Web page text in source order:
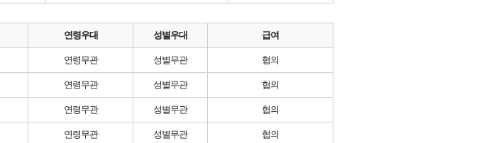
연령우대 성별우대 급여
연령무관 성별무관 협의
연령무관 성별무관 협의
연령무관 성별무관 협의
연령무관 성별무관 협의